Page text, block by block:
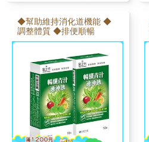
◆幫助維持消化道機能 ◆
調整體質 ◆排便順暢